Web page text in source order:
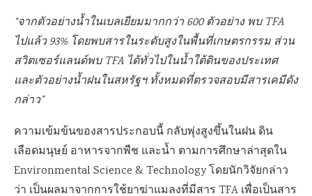
“จากตัวอย่างน้ำในเบลเยียมมากกว่า 600 ตัวอย่าง พบ TFA
ไปแล้ว 93% โดยพบสารในระดับสูงในพื้นที่เกษตรกรรม ส่วน
สวิตเซอร์แลนด์พบ TFA ได้ทั่วไปในน้ำใต้ดินของประเทศ
และตัวอย่างน้ำฝนในสหรัฐฯ ทั้งหมดที่ตรวจสอบมีสารเคมีดัง
กล่าว”
ความเข้มข้นของสารประกอบนี้ กลับพุ่งสูงขึ้นในฝน ดิน
เลือดมนุษย์ อาหารจากพืช และน้ำ ตามการศึกษาล่าสุดใน
Environmental Science & Technology โดยนักวิจัยกล่าว
ว่า เป็นผลมาจากการใช้ยาฆ่าแมลงที่มีสาร TFA เพื่อเป็นสาร